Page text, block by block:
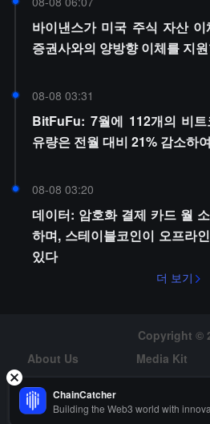
바이낸스가 미국 주식 자산
증권사와의 양방향 이체를 지
08-08 03:31
BitFuFu: 7월에 112개의 비
유량은 전월 대비 21% 감소하
08-08 03:20
데이터: 암호화 결제 카드 월
하며, 스테이블코인이 오프라
있다
더 보기
Copyright ©
About Us
Media Kit
Risk Warning
Hiring
ChainCatcher
Building the Web3 world with